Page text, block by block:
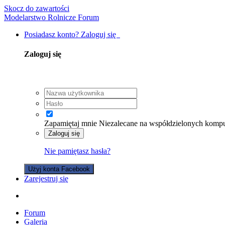
Skocz do zawartości
Modelarstwo Rolnicze Forum
Posiadasz konto? Zaloguj się
Zaloguj się
Zapamiętaj mnie Niezalecane na współdzielonych
Zaloguj się
Nie pamiętasz hasła?
Użyj konta Facebook
Zarejestruj się
Forum
Galeria